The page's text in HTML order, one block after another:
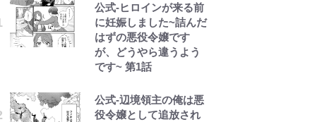
レビュー『仮面家族』
悠木シュン・著
公式-ヒロインが来る前
に妊娠しました~詰んだ
はずの悪役令嬢です
が、どうやら違うよう
です~ 第1話
公式-辺境領主の俺は悪
役令嬢として追放され